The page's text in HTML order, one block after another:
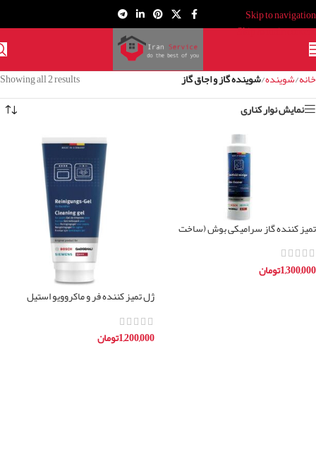
Skip to navigation
Skip to main content
خانه/شوینده/شوینده گاز و اجاق گاز
Showing all 2 results
نمایش نوار کناری
تمیز کننده گاز سرامیکی بوش (ساخت
آلمان)
1,300,000تومان
ژل تمیز کننده فر و ماکروویو استیل
1,200,000تومان